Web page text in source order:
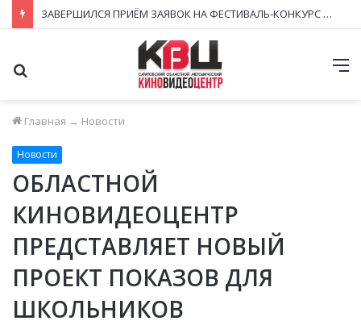
ЗАВЕРШИЛСЯ ПРИЁМ ЗАЯВОК НА ФЕСТИВАЛЬ-КОНКУРС «КИНОВЕРТИКАЛЬ 2026»
Главная → Новости
Новости
ОБЛАСТНОЙ
КИНОВИДЕОЦЕНТР
ПРЕДСТАВЛЯЕТ НОВЫЙ
ПРОЕКТ ПОКАЗОВ ДЛЯ
ШКОЛЬНИКОВ